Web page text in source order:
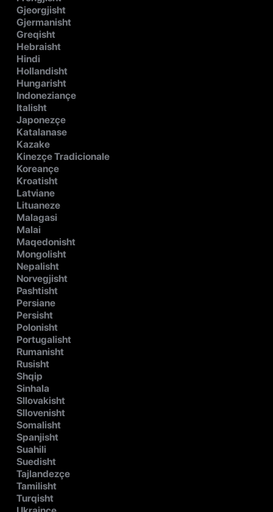
Gjeorgjisht
Gjermanisht
Greqisht
Hebraisht
Hindi
Hollandisht
Hungarisht
Indoneziançe
Italisht
Japonezçe
Katalanase
Kazake
Kinezçe Tradicionale
Koreançe
Kroatisht
Latviane
Lituaneze
Malagasi
Malai
Maqedonisht
Mongolisht
Nepalisht
Norvegjisht
Pashtisht
Persiane
Persisht
Polonisht
Portugalisht
Rumanisht
Rusisht
Shqip
Sinhala
Sllovakisht
Sllovenisht
Somalisht
Spanjisht
Suahili
Suedisht
Tajlandezçe
Tamilisht
Turqisht